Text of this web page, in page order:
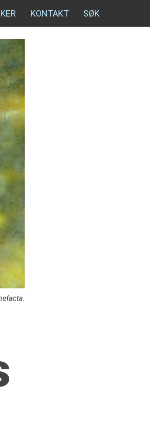
KONTAKT SØK
.